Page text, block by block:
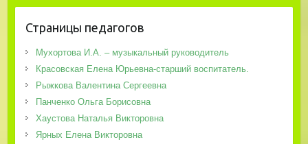
Страницы педагогов
Мухортова И.А. – музыкальный руководитель
Красовская Елена Юрьевна-старший воспитатель.
Рыжкова Валентина Сергеевна
Панченко Ольга Борисовна
Хаустова Наталья Викторовна
Ярных Елена Викторовна